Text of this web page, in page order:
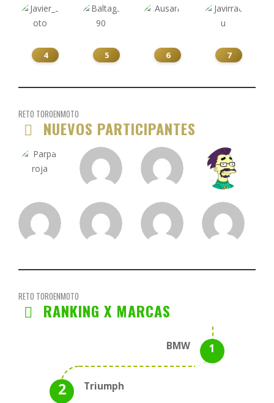
4 5 6 7
RETO TOROENMOTO
NUEVOS PARTICIPANTES
RETO TOROENMOTO
RANKING X MARCAS
BMW
Triumph